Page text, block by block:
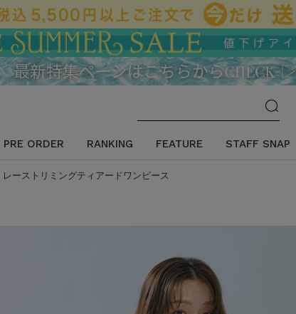
PRE ORDER RANKING FEATURE STAFF SNAP
レーストリミングティアードワンピース